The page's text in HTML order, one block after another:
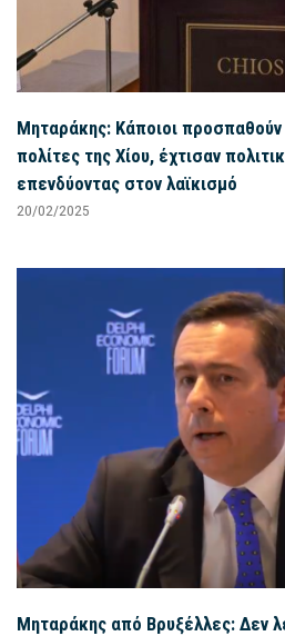
Μηταράκης: Κάποιοι
πολίτες της Χίου, έχτισαν
επενδύοντας στον λαϊκισμό
20/02/2025
Μηταράκης από Βρυξέλλες: Δεν